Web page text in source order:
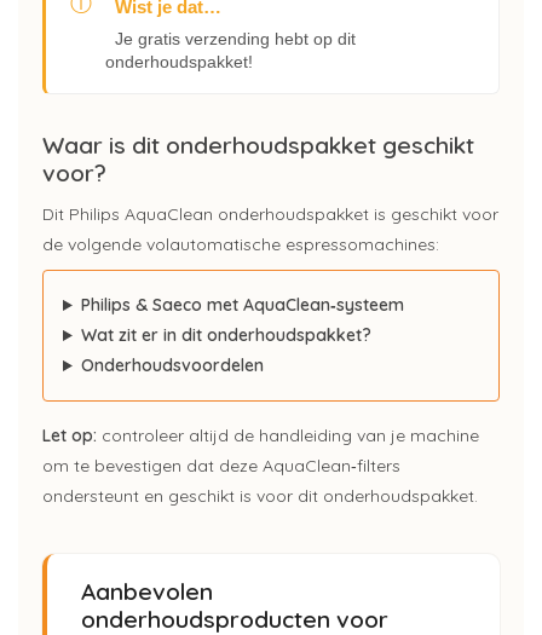
Wist je dat…
Je gratis verzending hebt op dit
onderhoudspakket!
Waar is dit onderhoudspakket geschikt
voor?
Dit Philips AquaClean onderhoudspakket is geschikt voor
de volgende volautomatische espressomachines:
Philips & Saeco met AquaClean‑systeem
Wat zit er in dit onderhoudspakket?
Onderhoudsvoordelen
Let op: controleer altijd de handleiding van je machine
om te bevestigen dat deze AquaClean‑filters
ondersteunt en geschikt is voor dit onderhoudspakket.
Aanbevolen
onderhoudsproducten voor